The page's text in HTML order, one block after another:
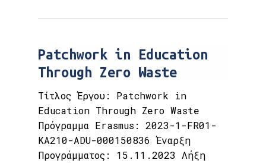
Patchwork in Education
Through Zero Waste
Τίτλος Έργου: Patchwork in
Education Through Zero Waste
Πρόγραμμα Erasmus: 2023-1-FR01-
KA210-ADU-000150836 Έναρξη
Προγράμματος: 15.11.2023 Λήξη